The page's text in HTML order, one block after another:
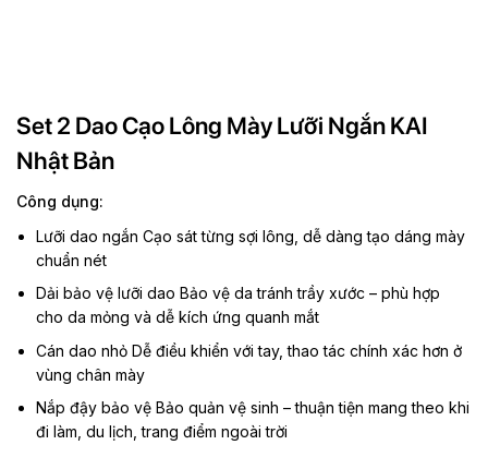
Set 2 Dao Cạo Lông Mày Lưỡi Ngắn KAI
Nhật Bản
Công dụng:
Lưỡi dao ngắn Cạo sát từng sợi lông, dễ dàng tạo dáng mày
chuẩn nét
Dải bảo vệ lưỡi dao Bảo vệ da tránh trầy xước – phù hợp
cho da mỏng và dễ kích ứng quanh mắt
Cán dao nhỏ Dễ điều khiển với tay, thao tác chính xác hơn ở
vùng chân mày
Nắp đậy bảo vệ Bảo quản vệ sinh – thuận tiện mang theo khi
đi làm, du lịch, trang điểm ngoài trời